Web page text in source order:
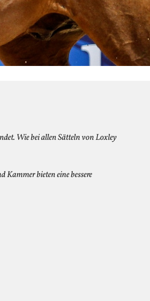
Wie bei allen Sätteln von Loxley
bieten eine bessere